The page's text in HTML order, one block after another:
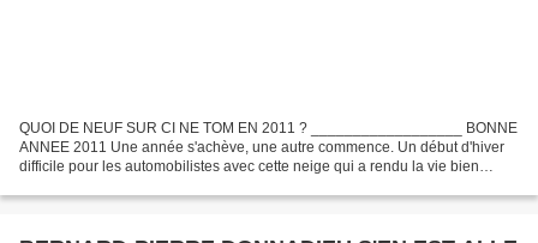
QUOI DE NEUF SUR CI NE TOM EN 2011 ? __________________ BONNE
ANNEE 2011 Une année s'achève, une autre commence. Un début d'hiver
difficile pour les automobilistes avec cette neige qui a rendu la vie bien